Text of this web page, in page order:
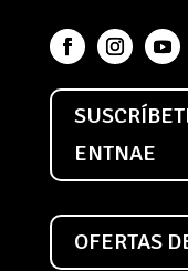
ENTNAE
OFERTAS